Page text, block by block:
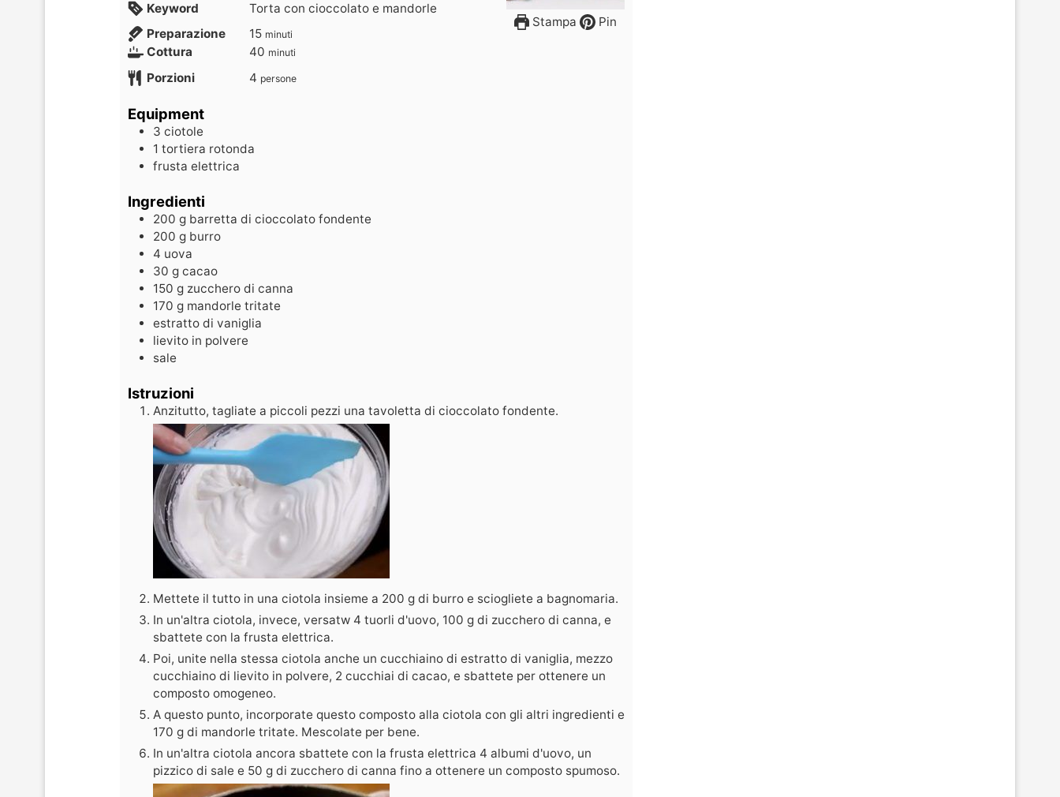
Stampa Pin
Keyword
Torta con cioccolato e mandorle
Preparazione
15 minuti
Cottura 40 minuti
Porzioni 4 persone
Equipment
3 ciotole
1 tortiera rotonda
frusta elettrica
Ingredienti
200 g barretta di cioccolato fondente
200 g burro
4 uova
30 g cacao
150 g zucchero di canna
170 g mandorle tritate
estratto di vaniglia
lievito in polvere
sale
Istruzioni
Anzitutto, tagliate a piccoli pezzi una tavoletta di cioccolato fondente.
Mettete il tutto in una ciotola insieme a 200 g di burro e sciogliete a bagnomaria.
In un'altra ciotola, invece, versatw 4 tuorli d'uovo, 100 g di zucchero di canna, e
sbattete con la frusta elettrica.
Poi, unite nella stessa ciotola anche un cucchiaino di estratto di vaniglia, mezzo
cucchiaino di lievito in polvere, 2 cucchiai di cacao, e sbattete per ottenere un
composto omogeneo.
A questo punto, incorporate questo composto alla ciotola con gli altri ingredienti e
170 g di mandorle tritate. Mescolate per bene.
In un'altra ciotola ancora sbattete con la frusta elettrica 4 albumi d'uovo, un
pizzico di sale e 50 g di zucchero di canna fino a ottenere un composto spumoso.